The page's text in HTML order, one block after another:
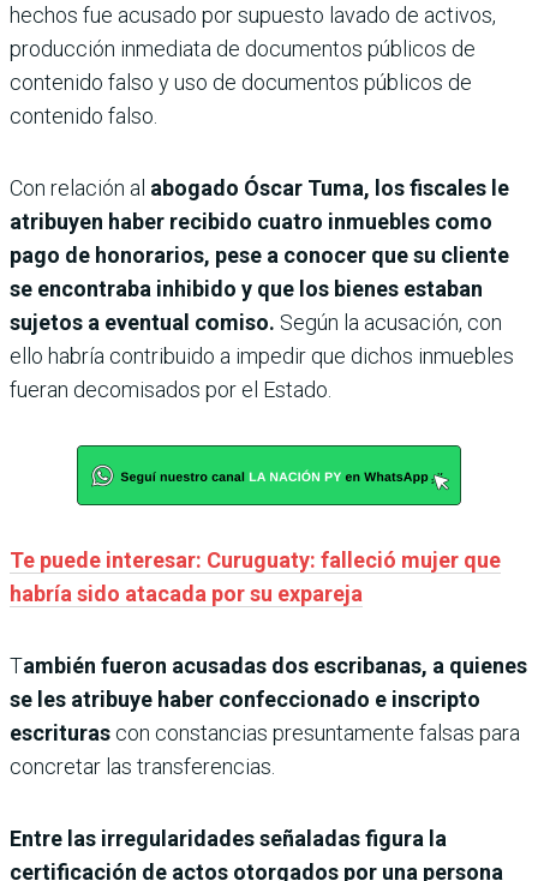
hechos fue acusado por supuesto lavado de activos,
producción inmediata de documentos públicos de
contenido falso y uso de documentos públicos de
contenido falso.
Con relación al abogado Óscar Tuma, los fiscales le
atribuyen haber recibido cuatro inmuebles como
pago de honorarios, pese a conocer que su cliente
se encontraba inhibido y que los bienes estaban
sujetos a eventual comiso. Según la acusación, con
ello habría contribuido a impedir que dichos inmuebles
fueran decomisados por el Estado.
Te puede interesar: Curuguaty: falleció mujer que
habría sido atacada por su expareja
También fueron acusadas dos escribanas, a quienes
se les atribuye haber confeccionado e inscripto
escrituras con constancias presuntamente falsas para
concretar las transferencias.
Entre las irregularidades señaladas figura la
certificación de actos otorgados por una persona